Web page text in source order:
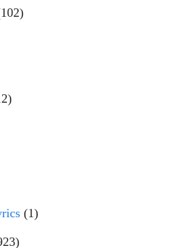
(1)